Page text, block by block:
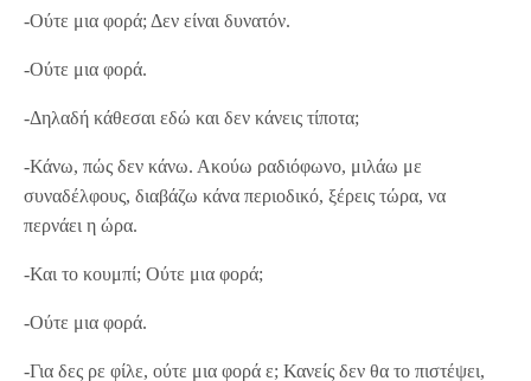
-Ούτε μια φορά; Δεν είναι δυνατόν.
-Ούτε μια φορά.
-Δηλαδή κάθεσαι εδώ και δεν κάνεις τίποτα;
-Κάνω, πώς δεν κάνω. Ακούω ραδιόφωνο, μιλάω με
συναδέλφους, διαβάζω κάνα περιοδικό, ξέρεις τώρα, να
περνάει η ώρα.
-Και το κουμπί; Ούτε μια φορά;
-Ούτε μια φορά.
-Για δες ρε φίλε, ούτε μια φορά ε; Κανείς δεν θα το πιστέψει,